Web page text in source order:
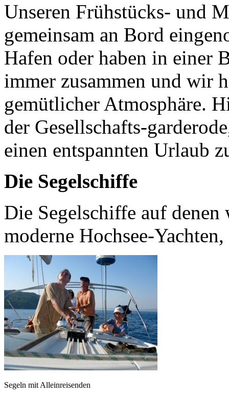
Unseren Frühstücks- und
gemeinsam an Bord
Hafen oder haben in einer
immer zusammen und wir
gemütlicher Atmosphäre.
der Gesellschafts-
einen entspannten Urlaub
Die Segelschiffe
Die Segelschiffe auf
moderne Hochsee-
Segeln mit Alleinreisenden